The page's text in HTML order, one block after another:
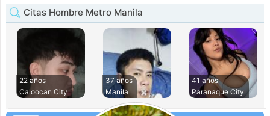
Citas Hombre Metro Manila
22 años
Caloocan City
37 años
Manila
41 años
Paranaque City